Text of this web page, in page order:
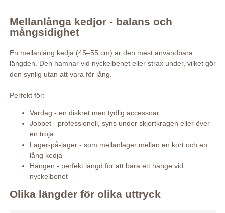
Mellanlånga kedjor - balans och
mångsidighet
En mellanlång kedja (45–55 cm) är den mest användbara
längden. Den hamnar vid nyckelbenet eller strax under, vilket gör
den synlig utan att vara för lång.
Perfekt för:
Vardag - en diskret men tydlig accessoar
Jobbet - professionell, syns under skjortkragen eller över
en tröja
Lager-på-lager - som mellanlager mellan en kort och en
lång kedja
Hängen - perfekt längd för att bära ett hänge vid
nyckelbenet
Olika längder för olika uttryck